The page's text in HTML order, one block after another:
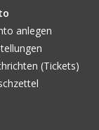
anlegen
(Tickets)